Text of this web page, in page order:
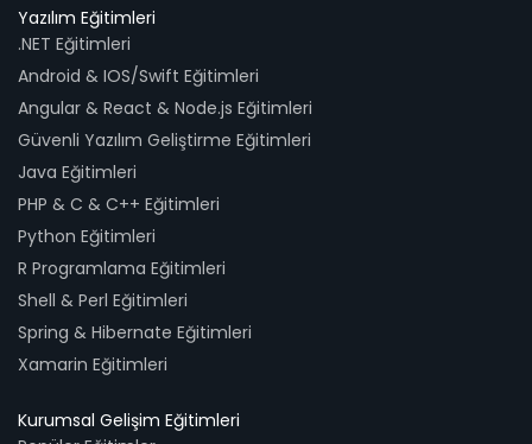
Yazılım Eğitimleri
.NET Eğitimleri
Android & IOS/Swift Eğitimleri
Angular & React & Node.js Eğitimleri
Güvenli Yazılım Geliştirme Eğitimleri
Java Eğitimleri
PHP & C & C++ Eğitimleri
Python Eğitimleri
R Programlama Eğitimleri
Shell & Perl Eğitimleri
Spring & Hibernate Eğitimleri
Xamarin Eğitimleri
Kurumsal Gelişim Eğitimleri